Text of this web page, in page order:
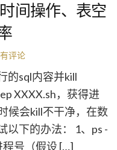
间操作、表空
评论
的sql内容并kill
XXXX.sh，获得进
候会kill不干净，在数
以下的办法： 1、ps -
程号（假设 […]